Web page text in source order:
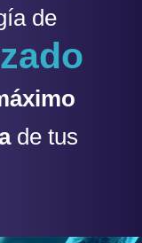
de
de tus